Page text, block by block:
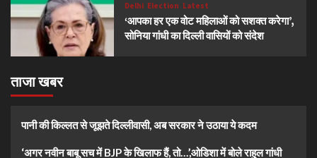
Delhi Election Latest
‘आपका हर एक वोट महिलाओं को सशक्त करेगा’,
सोनिया गांधी का दिल्ली वासियों को संदेश
ताजा खबर
पानी की किल्लत से जूझते दिल्लीवासी, अब सरकार ने उठाया ये कदम
‘अगर नवीन बाबू सच में BJP के खिलाफ हैं, तो…’,ओडिशा में बोले राहुल गांधी